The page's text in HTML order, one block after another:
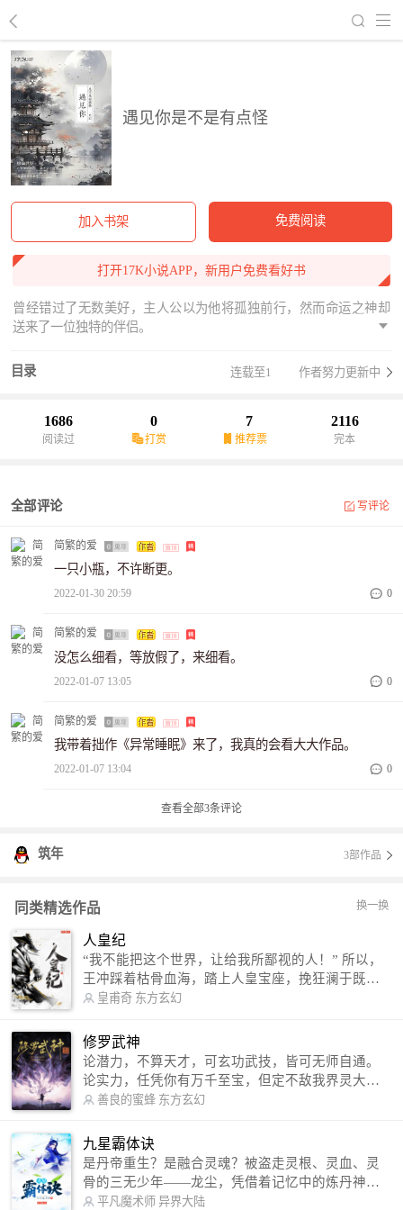
遇见你是不是有点怪
加入书架 免费阅读
打开17K小说APP，新用户免费看好书
曾经错过了无数美好，主人公以为他将孤独前行，然而命运之神却
送来了一位独特的伴侣。
目录 连载至1 作者努力更新中
1686
阅读过
0
打赏
7
推荐票
2116
完本
全部评论 写评论
简繁的爱
一只小瓶，不许断更。
2022-01-30 20:59 0
简繁的爱
没怎么细看，等放假了，来细看。
2022-01-07 13:05 0
简繁的爱
我带着拙作《异常睡眠》来了，我真的会看大大作品。
2022-01-07 13:04 0
查看全部3条评论
筑年 3部作品
同类精选作品 换一换
人皇纪
“我不能把这个世界，让给我所鄙视的人！” 所以，
王冲踩着枯骨血海，踏上人皇宝座，挽狂澜于既
倒，扶大厦之将倾，成就了一段无上的传说！ 微信
微博：皇甫奇（地址：http://weibo.com/u/25284575
87） QQ交流群：320238210【普通群】 574501330
【VIP订阅群】 欢迎大家关注。
皇甫奇 东方玄幻
修罗武神
论潜力，不算天才，可玄功武技，皆可无师自通。
论实力，任凭你有万千至宝，但定不敌我界灵大
军。 我是谁？天下众生视我为修罗，却不知，我以
信公众号：善良的蜜蜂后援会）
善良的蜜蜂 东方玄幻
九星霸体诀
是丹帝重生？是融合灵魂？被盗走灵根、灵血、灵
骨的三无少年——龙尘，凭借着记忆中的炼丹神
术，修行神秘功法九星霸体诀，拨开重重迷雾，解
平凡魔术师 异界大陆